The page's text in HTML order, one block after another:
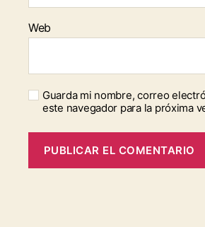
Web
Guarda mi nombre, correo
este navegador para la próxima